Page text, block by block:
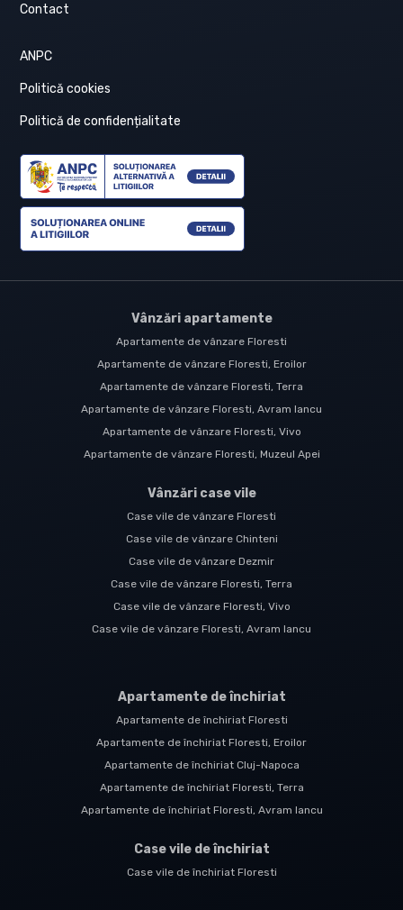
Contact
ANPC
Politică cookies
Politică de confidențialitate
Vânzări apartamente
Apartamente de vânzare Floresti
Apartamente de vânzare Floresti, Eroilor
Apartamente de vânzare Floresti, Terra
Apartamente de vânzare Floresti, Avram Iancu
Apartamente de vânzare Floresti, Vivo
Apartamente de vânzare Floresti, Muzeul Apei
Vânzări case vile
Case vile de vânzare Floresti
Case vile de vânzare Chinteni
Case vile de vânzare Dezmir
Case vile de vânzare Floresti, Terra
Case vile de vânzare Floresti, Vivo
Case vile de vânzare Floresti, Avram Iancu
Apartamente de închiriat
Apartamente de închiriat Floresti
Apartamente de închiriat Floresti, Eroilor
Apartamente de închiriat Cluj-Napoca
Apartamente de închiriat Floresti, Terra
Apartamente de închiriat Floresti, Avram Iancu
Case vile de închiriat
Case vile de închiriat Floresti